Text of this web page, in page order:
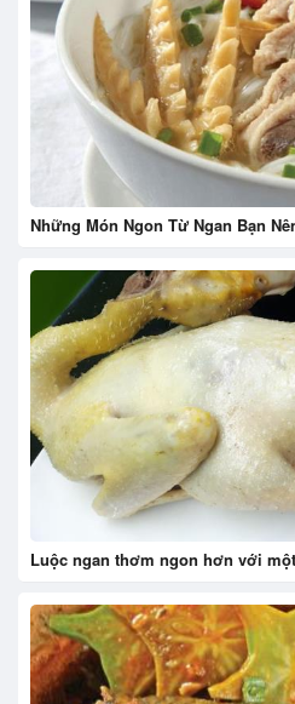
Những Món Ngon Từ Ngan Bạn
Luộc ngan thơm ngon hơn với